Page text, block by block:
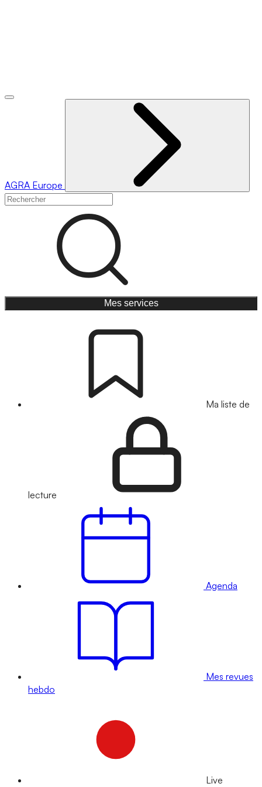
AGRA Europe
Mes services
Ma liste de
lecture
Agenda
Mes revues
hebdo
Live